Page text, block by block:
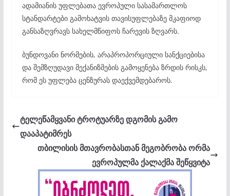
ადამიანის უფლებათა ევროპული სასამართლოს
სტანდარტები გამოხატვის თავისუფლებაზე მკაფიოდ
განსაზღვრავს სახელმწიფოს ჩარევის ზღვარს.
ბუნდოვანი ნორმების, არაპროპორციული სანქციებისა
და შემზღუდავი მექანიზმების გამოყენება ზრდის რისკს,
რომ ეს უფლება ცენზურას დაექვემდებაროს.
ტელეწამყვანი ტროტუარზე დგომის გამო
დააპატიმრეს
თბილისის მთავრობასთან მეგობრობა ორმა
ევროპულმა ქალაქმა შეწყვიტა